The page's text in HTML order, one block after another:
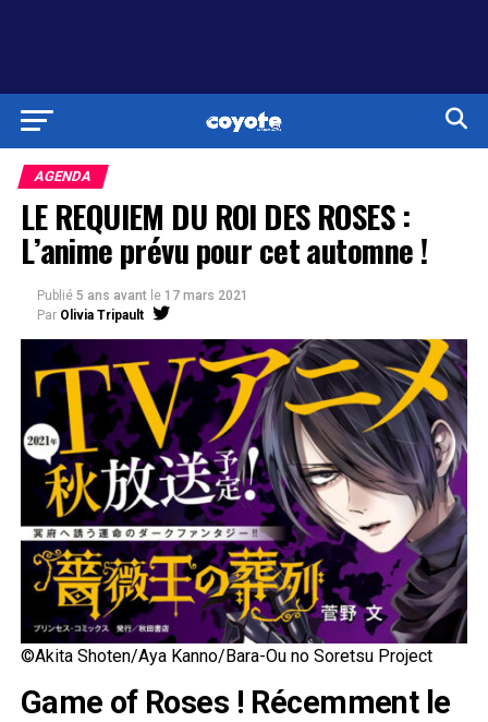
AGENDA
LE REQUIEM DU ROI DES ROSES :
L’anime prévu pour cet automne !
Publié 5 ans avant le 17 mars 2021
Par Olivia Tripault
©Akita Shoten/Aya Kanno/Bara-Ou no Soretsu Project
Game of Roses ! Récemment le